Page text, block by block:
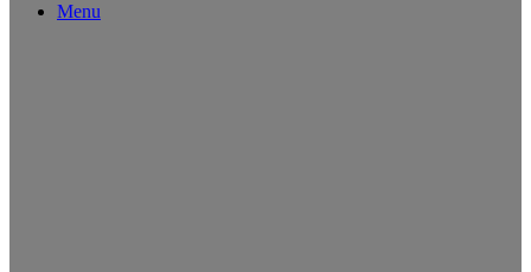
Menu